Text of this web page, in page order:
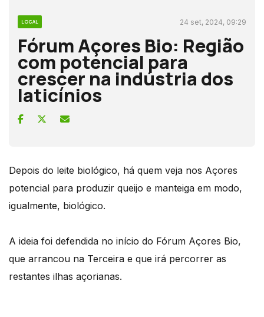
LOCAL 24 set, 2024, 09:29
Fórum Açores Bio: Região
com potencial para
crescer na indústria dos
laticínios
Depois do leite biológico, há quem veja nos Açores
potencial para produzir queijo e manteiga em modo,
igualmente, biológico.
A ideia foi defendida no início do Fórum Açores Bio,
que arrancou na Terceira e que irá percorrer as
restantes ilhas açorianas.